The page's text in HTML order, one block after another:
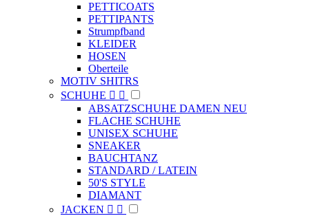
PETTICOATS
PETTIPANTS
Strumpfband
KLEIDER
HOSEN
Oberteile
MOTIV SHITRS
SCHUHE  
ABSATZSCHUHE DAMEN NEU
FLACHE SCHUHE
UNISEX SCHUHE
SNEAKER
BAUCHTANZ
STANDARD / LATEIN
50'S STYLE
DIAMANT
JACKEN  